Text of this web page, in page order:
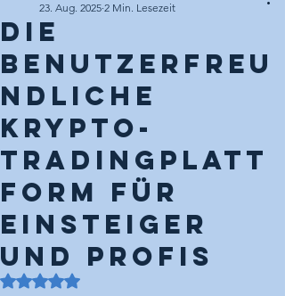
Die
benutzerfreu
ndliche
Krypto-
Tradingplatt
form für
Einsteiger
und Profis
23. Aug. 2025 2 Min. Lesezeit
Mit NaN von 5 Sternen bewertet.